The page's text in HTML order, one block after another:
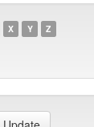
X Y Z